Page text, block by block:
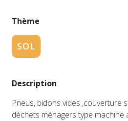
Thème
SOL
Description
Pneus, bidons vides ,couverture
déchets ménagers type machine